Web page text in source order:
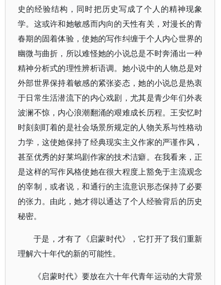
史的经验结构，同时把历史写成了个人的精神现象
学。这或许和她敏感而内向的天性有关，对漫长的青
春期的固着体验，使她的写作纠缠于个人内心世界的
幽微与曲折，所以难怪她的小说总是不时奔涌出一种
精神分析式的理性辨析语调。她小说中的人物总是对
外部世界保持着敏感的紧张姿态，她的小说总是热衷
于日常生活潜流下的内心戏剧，尤其是青少年们外表
波澜不惊，内心浪潮翻涌的艰难成长历程。王安忆时
时刻刻盯着的是社会场景所规定的人物关系与性格动
力学，这使她保持了经典现实主义作家的严谨作风，
甚至优秀的好莱坞剧作家的技术洁癖。在我看来，正
是这样的写作风格使她在很大程度上豁免于主流观念
的宰制，或者说，和通行的主流意识形态保持了必要
的张力。由此，她才得以通达了个人经验背后的历史
秘密。
于是，才有了《启蒙时代》，它打开了我们重新
理解六十年代的新的可能性。
《启蒙时代》要放在六十年代青年运动的大背景